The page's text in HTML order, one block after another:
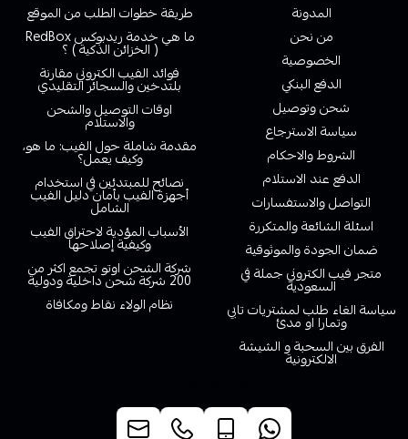
المدونة
من نحن
الخصوصية
الدفع البنكي
شحن وتوصيل
سياسة الاسترجاع
الشروط والاحكام
الدفع عند الاستلام
التواصل والاستفسارات
اسئلة الشائعة والمتكررة
ضمان الجودة والموثوقية
متجر فيب الكتروني جملة في
السعودية
سياسة الغاء طلب لمشتريات تابي
وتمارا او مدئ
الفرق بين السحبة و الشيشة
الالكترونية
طريقة خطوات الطلب من الموقع
ما هي خدمة ريدبوكس RedBox
( الخزائن الذكية ) ؟
فوائد الفيب الكتروني مقارنة
بلتدخين والسجائر التقليدي
اوقات التوصيل والشحن
والاستلام
مقدمة شاملة حول الفيب: ما هو،
وكيف يعمل؟
نصائح للمبتدئين في استخدام
أجهزة الفيب بأمان دليل الفيب
الشامل
الأسباب المؤدية لاحتراق الفيب
وكيفية إصلاحها
شركة الشحن اوتو تجمع اكثر من
200 شركة شحن داخلية ودولية
نظام الولاء نقاط ومكافاة